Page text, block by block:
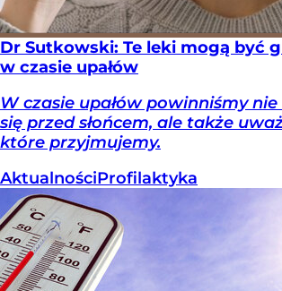
Dr Sutkowski: Te leki mogą być
w czasie upałów
W czasie upałów powinniśmy
się przed słońcem, ale także
które przyjmujemy.
AktualnościProfilaktyka